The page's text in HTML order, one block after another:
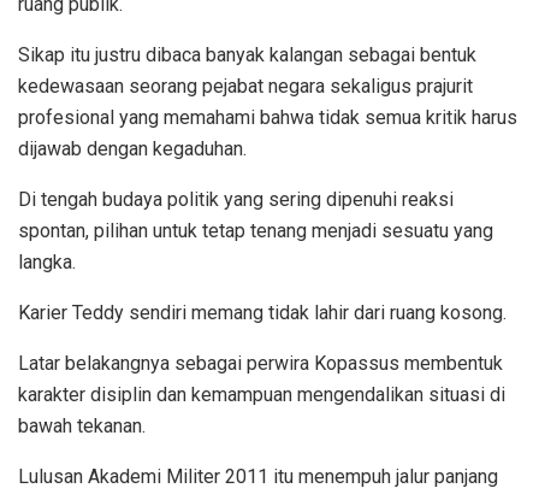
Sikap itu justru dibaca banyak kalangan sebagai bentuk
kedewasaan seorang pejabat negara sekaligus prajurit
profesional yang memahami bahwa tidak semua kritik harus
dijawab dengan kegaduhan.
Di tengah budaya politik yang sering dipenuhi reaksi
spontan, pilihan untuk tetap tenang menjadi sesuatu yang
langka.
Karier Teddy sendiri memang tidak lahir dari ruang kosong.
Latar belakangnya sebagai perwira Kopassus membentuk
karakter disiplin dan kemampuan mengendalikan situasi di
bawah tekanan.
Lulusan Akademi Militer 2011 itu menempuh jalur panjang